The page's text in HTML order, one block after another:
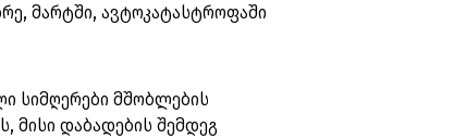
მარტში, ავტოკატასტროფაში
სიმღერები მშობლების
მისი დაბადების შემდეგ